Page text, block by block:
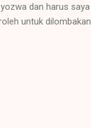
dan harus saya
untuk dilombakan..